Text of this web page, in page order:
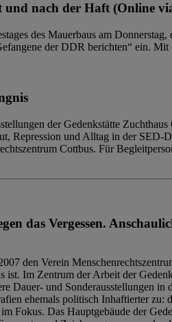
nach der Haft (Online
des Mauerbaus am
der DDR berichten“ ein.
der Gedenkstätte
Repression und Alltag in der
Cottbus. Für
das Vergessen.
den Verein
ist. Im Zentrum der Arbeit der
Dauer- und Sonderausstellungen
ehemals politisch Inhaftierter
Fokus. Das Hauptgebäude der